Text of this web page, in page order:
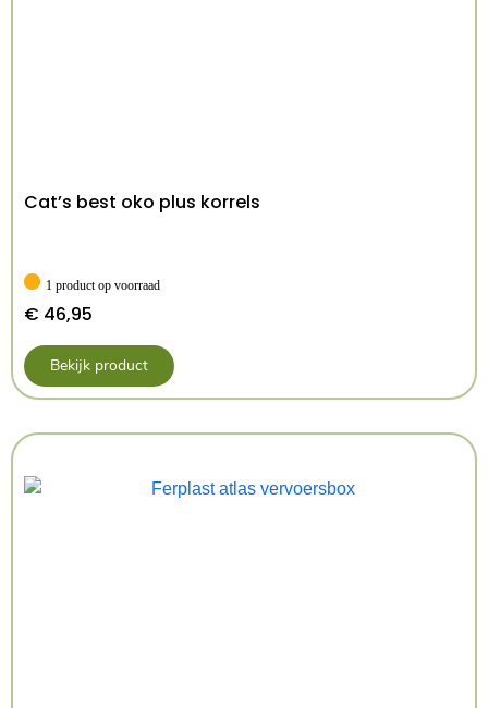
Kleur: Grijs
Cat’s best oko plus korrels
1 product op voorraad
€ 46,95
Bekijk product